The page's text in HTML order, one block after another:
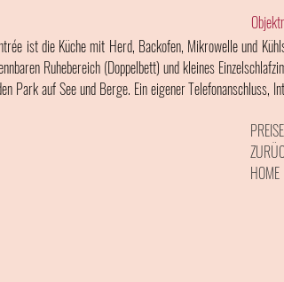
ist die Küche mit Herd, Backofen, Mikrowelle und
Ruhebereich (Doppelbett) und kleines
Park auf See und Berge. Ein eigener Telefonanschluss,
HOME